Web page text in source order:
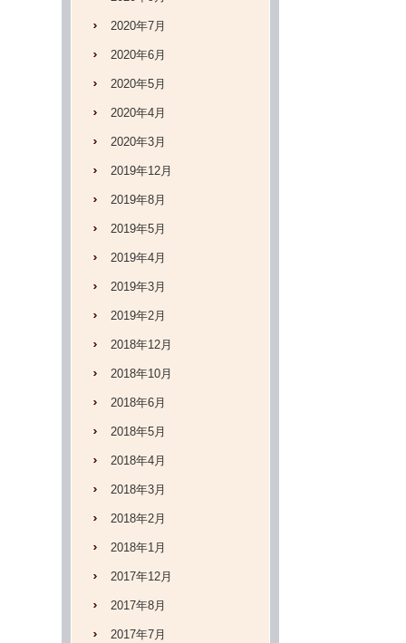
2020年7月
2020年6月
2020年5月
2020年4月
2020年3月
2019年12月
2019年8月
2019年5月
2019年4月
2019年3月
2019年2月
2018年12月
2018年10月
2018年6月
2018年5月
2018年4月
2018年3月
2018年2月
2018年1月
2017年12月
2017年8月
2017年7月